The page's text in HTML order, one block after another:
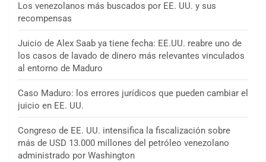
Los venezolanos más buscados por EE. UU. y sus
recompensas
Juicio de Alex Saab ya tiene fecha: EE.UU. reabre uno de
los casos de lavado de dinero más relevantes vinculados
al entorno de Maduro
Caso Maduro: los errores jurídicos que pueden cambiar el
juicio en EE. UU.
Congreso de EE. UU. intensifica la fiscalización sobre
más de USD 13.000 millones del petróleo venezolano
administrado por Washington